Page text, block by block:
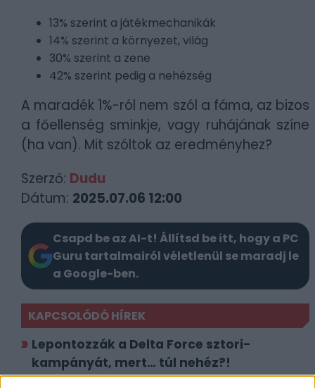
13% szerint a játékmechanikák
14% szerint a környezet, világ
30% szerint a zene
42% szerint pedig a nehézség
A maradék 1%-ról nem szól a fáma, az bizos
a főellenség sminkje, vagy ruhájának színe
(ha van). Mit szóltok az eredményhez?
Szerző: Dudu
Dátum: 2025.07.06 12:00
Csapd be az AI-t! Állítsd be itt, hogy a PC
Guru tartalmairól véletlenül se maradj le
a Google-ben.
KAPCSOLÓDÓ HÍREK
Lepontozzák a Delta Force sztori-
kampányát, mert… túl nehéz?!